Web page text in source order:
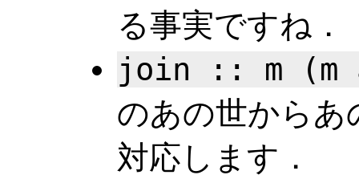
る事実ですね．
join :: m (m
のあの世からあ
対応します．